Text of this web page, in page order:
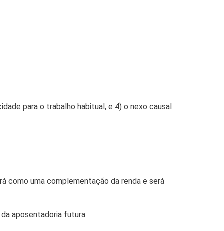
para o trabalho habitual, e 4) o nexo causal
como uma complementação da renda e será
aposentadoria futura.